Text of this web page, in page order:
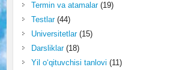
Termin va atamalar(19)
Testlar(44)
Universitetlar(15)
Darsliklar(18)
Yil o‘qituvchisi tanlovi (11)